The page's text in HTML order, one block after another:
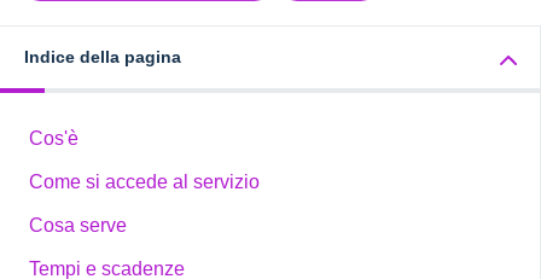
Indice della pagina
Cos'è
Come si accede al servizio
Cosa serve
Tempi e scadenze